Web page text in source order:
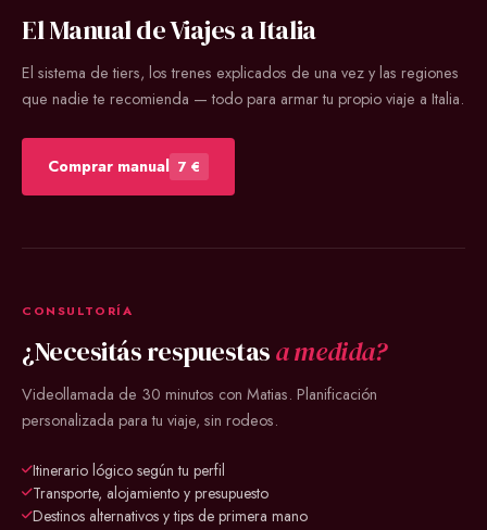
El Manual de Viajes a Italia
El sistema de tiers, los trenes explicados de una vez y las regiones
que nadie te recomienda — todo para armar tu propio viaje a Italia.
Comprar manual 7 €
CONSULTORÍA
¿Necesitás respuestasa medida?
Videollamada de 30 minutos con Matias. Planificación
personalizada para tu viaje, sin rodeos.
Itinerario lógico según tu perfil
Transporte, alojamiento y presupuesto
Destinos alternativos y tips de primera mano